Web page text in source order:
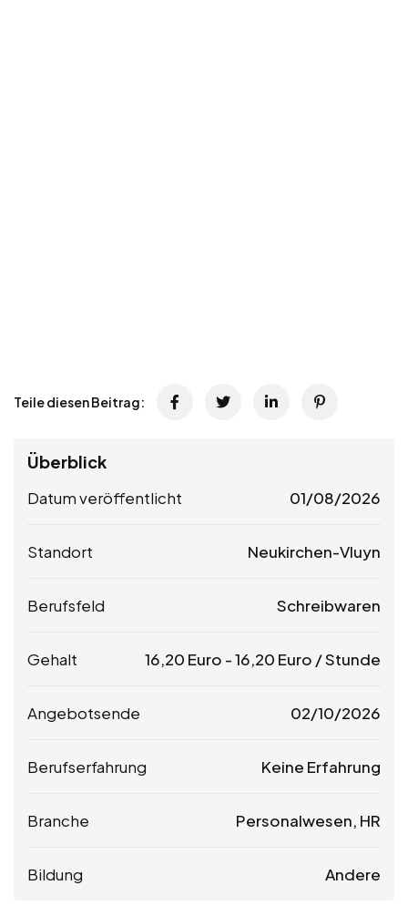
Teile diesen Beitrag:
Überblick
Datum veröffentlicht 01/08/2026
Standort Neukirchen-Vluyn
Berufsfeld Schreibwaren
Gehalt 16,20 Euro -16,20 Euro / Stunde
Angebotsende 02/10/2026
Berufserfahrung Keine Erfahrung
Branche Personalwesen, HR
Bildung Andere